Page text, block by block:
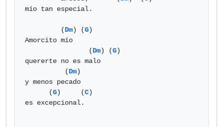
mío tan especial.
         (
Dm) (G)
Amorcito mío
                (
Dm) (G)
quererte no es malo
          (
Dm)
y menos pecado
      (
G)     (C)
es excepcional.